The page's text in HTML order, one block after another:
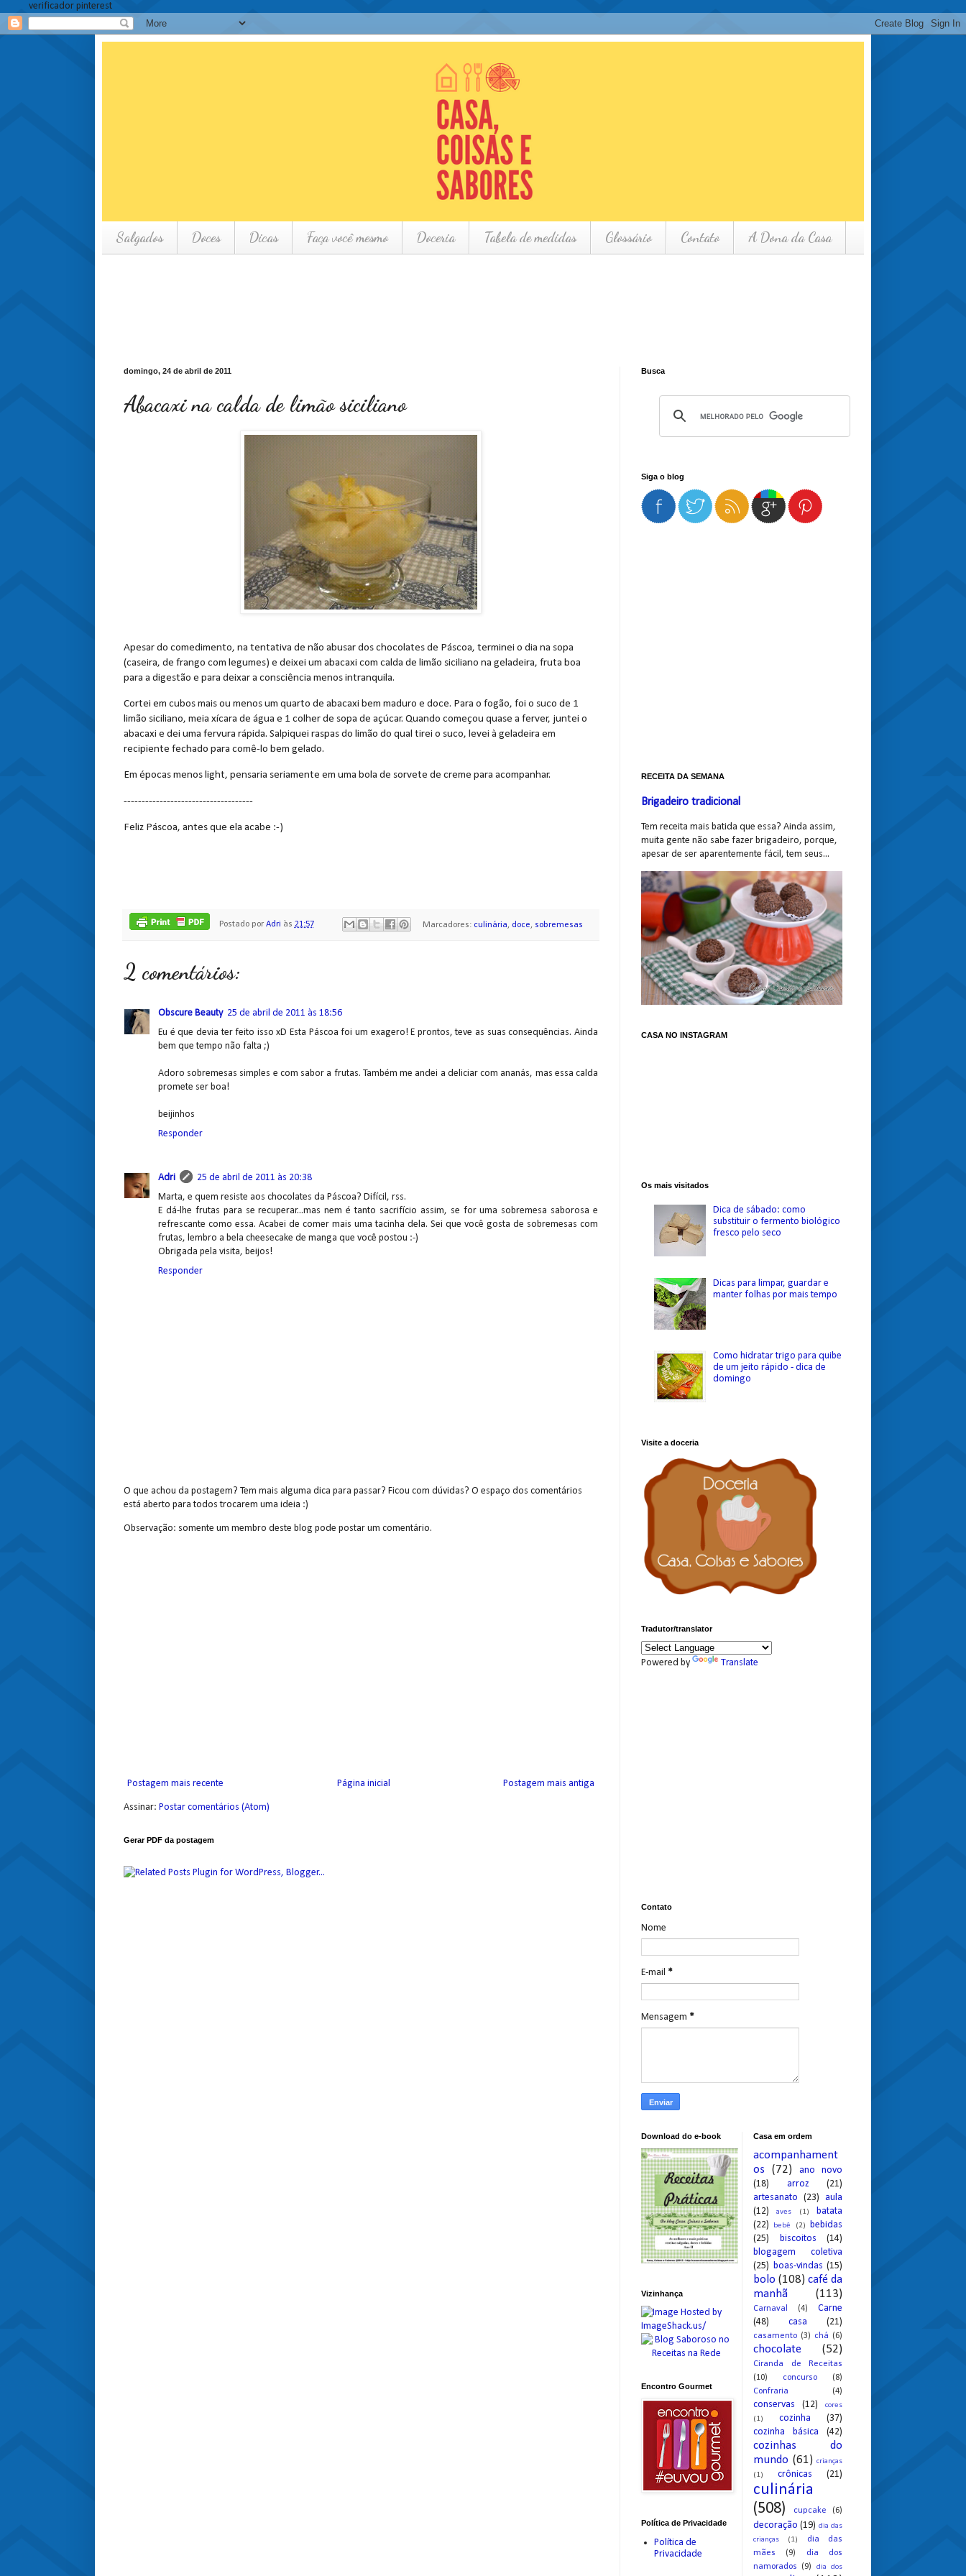
verificador pinterest
Salgados Doces Dicas Faça você mesmo Doceria Tabela de medidas Glossário Contato A Dona da Casa
domingo, 24 de abril de 2011
Abacaxi na calda de limão siciliano
Apesar do comedimento, na tentativa de não abusar dos chocolates de Páscoa, terminei o dia na sopa
(caseira, de frango com legumes) e deixei um abacaxi com calda de limão siciliano na geladeira, fruta boa
para a digestão e para deixar a consciência menos intranquila.
Cortei em cubos mais ou menos um quarto de abacaxi bem maduro e doce. Para o fogão, foi o suco de 1
limão siciliano, meia xícara de água e 1 colher de sopa de açúcar. Quando começou quase a ferver, juntei o
abacaxi e dei uma fervura rápida. Salpiquei raspas do limão do qual tirei o suco, levei à geladeira em
recipiente fechado para comê-lo bem gelado.
Em épocas menos light, pensaria seriamente em uma bola de sorvete de creme para acompanhar.
------------------------------------
Feliz Páscoa, antes que ela acabe :-)
Postado por Adri às 21:57 Marcadores: culinária doce sobremesas
2 comentários:
Obscure Beauty 25 de abril de 2011 às 18:56
Eu é que devia ter feito isso xD Esta Páscoa foi um exagero! E prontos, teve as suas consequências. Ainda
bem que tempo não falta ;)
Adoro sobremesas simples e com sabor a frutas. Também me andei a deliciar com ananás, mas essa calda
promete ser boa!
beijinhos
Responder
Adri
25 de abril de 2011 às 20:38
Marta, e quem resiste aos chocolates da Páscoa? Difícil, rss.
E dá-lhe frutas para se recuperar...mas nem é tanto sacrifício assim, se for uma sobremesa saborosa e
refrescante como essa. Acabei de comer mais uma tacinha dela. Sei que você gosta de sobremesas com
frutas, lembro a bela cheesecake de manga que você postou :-)
Obrigada pela visita, beijos!
Responder
O que achou da postagem? Tem mais alguma dica para passar? Ficou com dúvidas? O espaço dos comentários
está aberto para todos trocarem uma ideia :)
Observação: somente um membro deste blog pode postar um comentário.
Postagem mais recente Postagem mais antiga
Página inicial
Assinar: Postar comentários (Atom)
Gerar PDF da postagem
Busca
Siga o blog
RECEITA DA SEMANA
Brigadeiro tradicional
Tem receita mais batida que essa? Ainda assim,
muita gente não sabe fazer brigadeiro, porque,
apesar de ser aparentemente fácil, tem seus...
CASA NO INSTAGRAM
Os mais visitados
Dica de sábado: como
substituir o fermento biológico
fresco pelo seco
Dicas para limpar, guardar e
manter folhas por mais tempo
Como hidratar trigo para quibe
de um jeito rápido - dica de
domingo
Visite a doceria
Tradutor/translator
Powered by Translate
Contato
Nome
E-mail *
Mensagem *
Download do e-book
Vizinhança
Encontro Gourmet
Política de Privacidade
Política de
Privacidade
Casa em ordem
acompanhament
os
(72)
ano novo
(18)
arroz
(21)
artesanato (23) aula
(12)
aves (1)
batata
(22)
bebê (2)
bebidas
(25)
biscoitos
(14)
blogagem coletiva
(25) boas-vindas (15)
bolo (108) café da
manhã
(113)
Carnaval (4)
Carne
(48)
casa (21)
casamento (3) chá (6)
chocolate (52)
Ciranda de Receitas
(10)
concurso
(8)
Confraria
(4)
conservas (12)
cores
(1)
cozinha
(37)
cozinha básica
(42)
cozinhas do
mundo (61) crianças
(1)
crônicas (21)
culinária
(508)
cupcake (6)
decoração (19) dia das
crianças
(1)
dia das
mães
(9)
dia dos
namorados
(9) dia dos